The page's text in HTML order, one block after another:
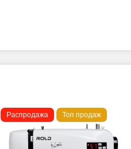
Распродажа Топ продаж